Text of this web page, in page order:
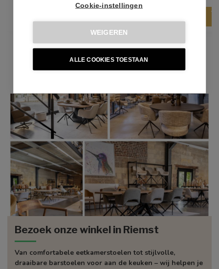
Cookie-instellingen
WEIGEREN
ALLE COOKIES TOESTAAN
Bekijk collectie
Bezoek onze winkel in Riemst
Van comfortabele eetkamerstoelen tot stijlvolle,
draaibare barstoelen voor aan de keuken – wij helpen je